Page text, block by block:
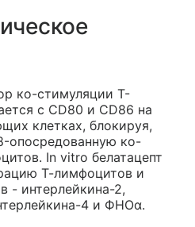
ко-стимуляции Т-
с CD80 и CD86 на
клетках, блокируя,
опосредованную ко-
In vitro белатацепт
Т-лимфоцитов и
- интерлейкина-2,
4 и ФНОα.